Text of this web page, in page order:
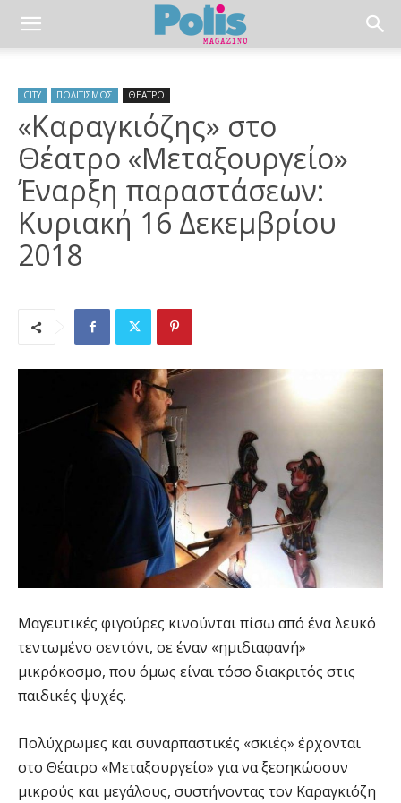
CITY ΠΟΛΙΤΙΣΜΟΣ ΘΕΑΤΡΟ
«Καραγκιόζης» στο
Θέατρο «Μεταξουργείο»
Έναρξη παραστάσεων:
Κυριακή 16 Δεκεμβρίου
2018
Μαγευτικές φιγούρες κινούνται πίσω από ένα λευκό
τεντωμένο σεντόνι, σε έναν «ημιδιαφανή»
μικρόκοσμο, που όμως είναι τόσο διακριτός στις
παιδικές ψυχές.
Πολύχρωμες και συναρπαστικές «σκιές» έρχονται
στο Θέατρο «Μεταξουργείο» για να ξεσηκώσουν
μικρούς και μεγάλους, συστήνοντας τον Καραγκιόζη